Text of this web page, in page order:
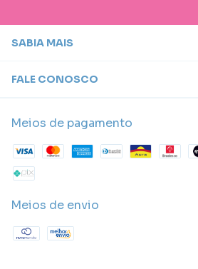
SABIA MAIS
FALE CONOSCO
Meios de pagamento
Meios de envio